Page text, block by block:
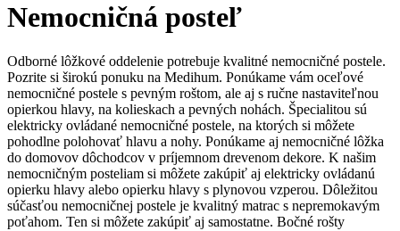
Nemocničná posteľ
Odborné lôžkové oddelenie potrebuje kvalitné nemocničné postele.
Pozrite si širokú ponuku na Medihum. Ponúkame vám oceľové
nemocničné postele s pevným roštom, ale aj s ručne nastaviteľnou
opierkou hlavy, na kolieskach a pevných nohách. Špecialitou sú
elektricky ovládané nemocničné postele, na ktorých si môžete
pohodlne polohovať hlavu a nohy. Ponúkame aj nemocničné lôžka
do domovov dôchodcov v príjemnom drevenom dekore. K našim
nemocničným posteliam si môžete zakúpiť aj elektricky ovládanú
opierku hlavy alebo opierku hlavy s plynovou vzperou. Dôležitou
súčasťou nemocničnej postele je kvalitný matrac s nepremokavým
poťahom. Ten si môžete zakúpiť aj samostatne. Bočné rošty